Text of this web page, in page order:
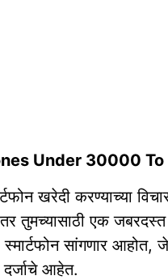
Under 30000
खरेदी करण्याच्या
तुमच्यासाठी एक
सांगणार
दर्जाचे आहेत.